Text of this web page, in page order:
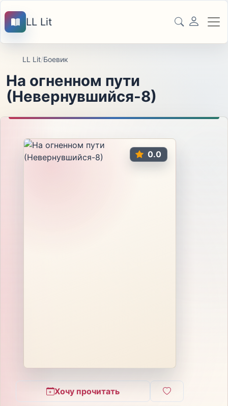
LL Lit
LL Lit/Боевик
На огненном пути
(Невернувшийся-8)
0.0
Хочу прочитать